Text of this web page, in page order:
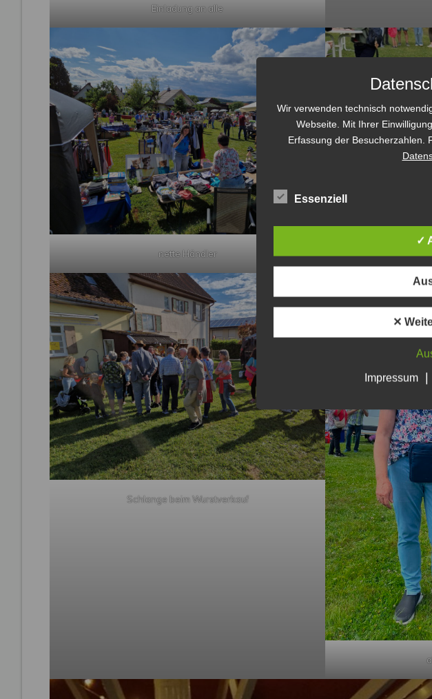
Einladung an alle
nette Händler
Schlange beim Wurstverkauf
Wir verwenden technisch
Webseite. Mit Ihrer
Erfassung der Besucherzahlen.
Essenziell
✓
✕
Impressum |